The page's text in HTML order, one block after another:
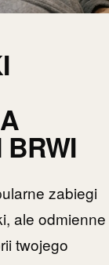
BRWI
zabiegi
ale odmienne
twojego